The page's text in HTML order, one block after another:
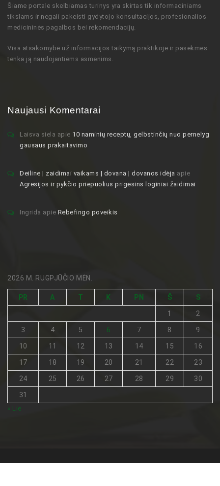
Šiame portale skelbiamas turinys yra skirtas tik informaciniams
tikslams ir negali pakeisti gydytojo konsultacijos, profesionalios
medicininės pagalbos bei rekomendacijų
Visa atsakomybė už informacijos taikymą praktikoje ir pasekmes
tenka ją naudojantiems asmenims.
Naujausi Komentarai
Laisva siela apie 10 naminių receptų, gelbstinčių nuo pernelyg
gausaus prakaitavimo
Deiline | zaidimai vaikams | dovana | dovanos idėja apie
Agresijos ir pykčio priepuolius prigesins loginiai žaidimai
Ingrida apie Rebefingo poveikis
2026 M. RUGPJŪČIO MĖN.
PR A T K PN Š S
1 2
3 4 5 6 7 8 9
10 11 12 13 14 15 16
17 18 19 20 21 22 23
24 25 26 27 28 29 30
31
« Lie